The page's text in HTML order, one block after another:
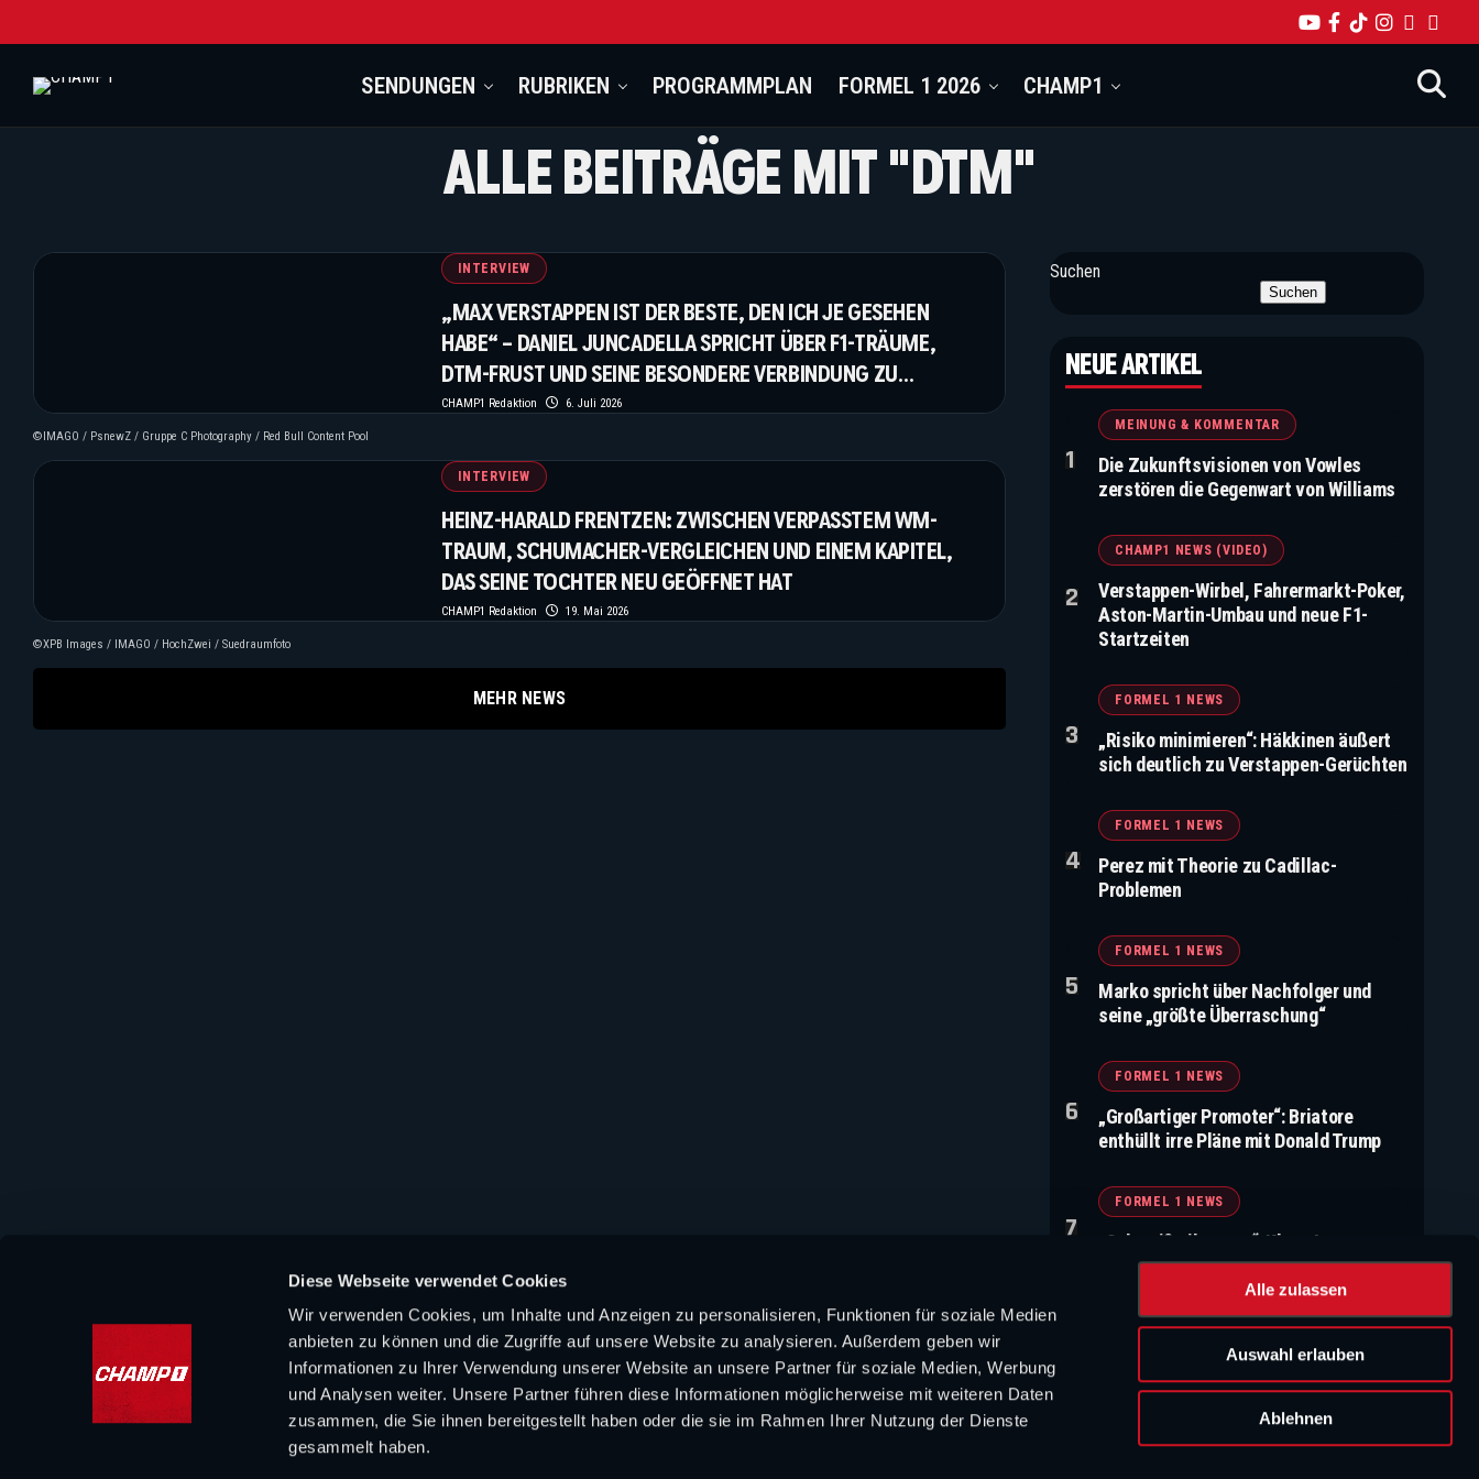
Diese Webseite verwendet Cookies
Wir verwenden Cookies, um Inhalte und Anzeigen zu personalisieren, Funktionen für soziale Medien
anbieten zu können und die Zugriffe auf unsere Website zu analysieren. Außerdem geben wir
Informationen zu Ihrer Verwendung unserer Website an unsere Partner für soziale Medien, Werbung
und Analysen weiter. Unsere Partner führen diese Informationen möglicherweise mit weiteren Daten
zusammen, die Sie ihnen bereitgestellt haben oder die sie im Rahmen Ihrer Nutzung der Dienste
gesammelt haben.
Alle zulassen
Auswahl erlauben
Ablehnen
SENDUNGEN RUBRIKEN PROGRAMMPLAN FORMEL 1 2026 CHAMP1
ALLE BEITRÄGE MIT "DTM"
INTERVIEW
„MAX VERSTAPPEN IST DER BESTE, DEN ICH JE GESEHEN
HABE“ – DANIEL JUNCADELLA SPRICHT ÜBER F1-TRÄUME,
DTM-FRUST UND SEINE BESONDERE VERBINDUNG ZU
VERSTAPPEN
CHAMP1 Redaktion 6. Juli 2026
©IMAGO / PsnewZ / Gruppe C Photography / Red Bull Content Pool
INTERVIEW
HEINZ-HARALD FRENTZEN: ZWISCHEN VERPASSTEM WM-
TRAUM, SCHUMACHER-VERGLEICHEN UND EINEM KAPITEL,
DAS SEINE TOCHTER NEU GEÖFFNET HAT
CHAMP1 Redaktion 19. Mai 2026
©XPB Images / IMAGO / HochZwei / Suedraumfoto
MEHR NEWS
Suchen
Suchen
NEUE ARTIKEL
MEINUNG & KOMMENTAR
Die Zukunftsvisionen von Vowles
zerstören die Gegenwart von Williams
CHAMP1 NEWS (VIDEO)
Verstappen-Wirbel, Fahrermarkt-Poker,
Aston-Martin-Umbau und neue F1-
Startzeiten
FORMEL 1 NEWS
„Risiko minimieren“: Häkkinen äußert
sich deutlich zu Verstappen-Gerüchten
FORMEL 1 NEWS
Perez mit Theorie zu Cadillac-
Problemen
FORMEL 1 NEWS
Marko spricht über Nachfolger und
seine „größte Überraschung“
FORMEL 1 NEWS
„Großartiger Promoter“: Briatore
enthüllt irre Pläne mit Donald Trump
FORMEL 1 NEWS
„Schmeiße ihn raus“: Klare Ansage von
Toto Wolff
WERBUNG